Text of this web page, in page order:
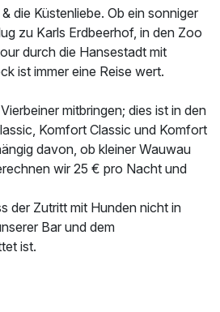
die Küstenliebe. Ob ein sonniger
zu Karls Erdbeerhof, in den Zoo
durch die Hansestadt mit
ist immer eine Reise wert.
mitbringen; dies ist in den
Komfort Classic und Komfort
davon, ob kleiner Wauwau
wir 25 € pro Nacht und
der Zutritt mit Hunden nicht in
Bar und dem
ist.